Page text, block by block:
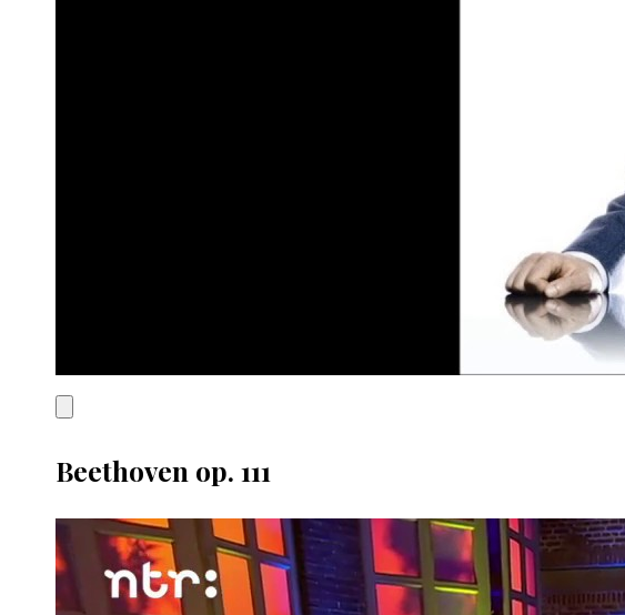
Beethoven op. 111